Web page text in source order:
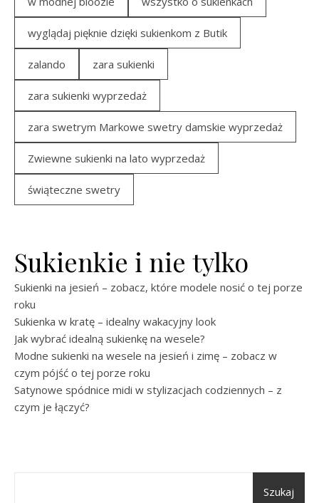
wyglądaj pięknie dzięki sukienkom z Butik
zalando zara sukienki
zara sukienki wyprzedaż
zara swetrym Markowe swetry damskie wyprzedaż
Zwiewne sukienki na lato wyprzedaż
świąteczne swetry
Sukienkie i nie tylko
Sukienki na jesień – zobacz, które modele nosić o tej porze
roku
Sukienka w kratę – idealny wakacyjny look
Jak wybrać idealną sukienkę na wesele?
Modne sukienki na wesele na jesień i zimę – zobacz w
czym pójść o tej porze roku
Satynowe spódnice midi w stylizacjach codziennych – z
czym je łączyć?
Szukaj